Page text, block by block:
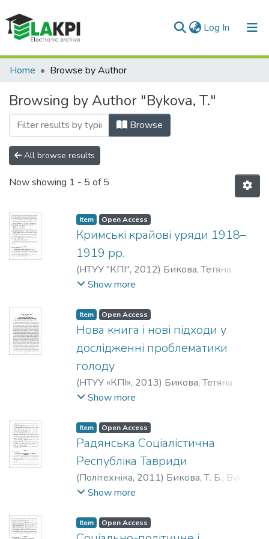
Log In (current)
Communities & Collections
All of DSpace
Home Browse by Author
Browsing by Author "Bykova, T."
Browse
All browse results
Now showing 1 - 5 of 5
Item Open Access
Кримські крайові уряди 1918–
1919 рр.
(НТУУ "КПІ", 2012) Бикова, Тетяна
Борисівна;Bykova, T.
Show more
Item Open Access
Нова книга і нові підходи у
дослідженні проблематики
голоду
(НТУУ «КПІ», 2013) Бикова, Тетяна
Борисівна;Bykova, T.
Show more
Item Open Access
Радянська Соціалістична
Республіка Тавриди
(Політехніка, 2011) Бикова, Т. Б.; Bykova,
T.; Быкова, Т. Б.
Show more
Item Open Access